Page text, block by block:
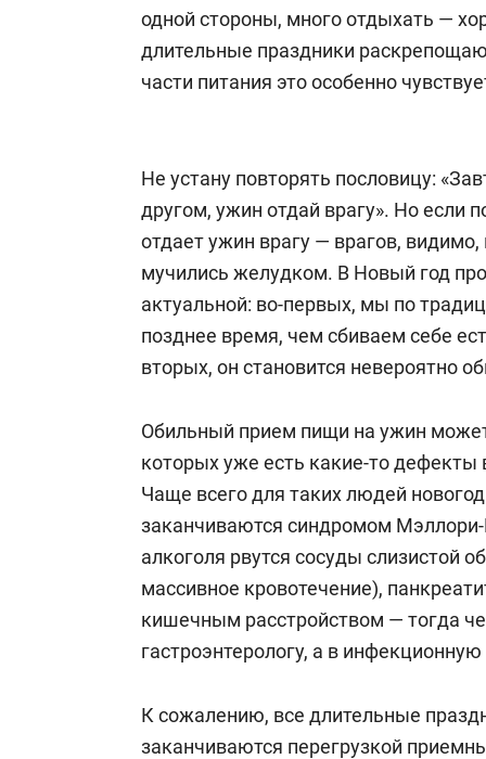
одной стороны, много отдыхать —
длительные праздники
части питания это особенно
Не устану повторять пословицу:
другом, ужин отдай врагу». Но если
отдает ужин врагу — врагов,
мучились желудком. В Новый год
актуальной: во-первых, мы по
позднее время, чем сбиваем себе
вторых, он становится невероятно
Обильный прием пищи на ужин
которых уже есть какие-то
Чаще всего для таких людей
заканчиваются синдромом Мэллори-
алкоголя рвутся сосуды слизистой
массивное кровотечение),
кишечным расстройством — тогда
гастроэнтерологу, а в
К сожалению, все длительные
заканчиваются перегрузкой